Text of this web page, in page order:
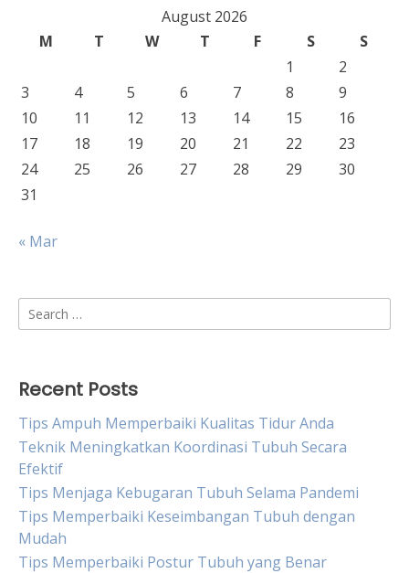
August 2026
M
T W T F S
S
1
2
3
4 5 6 7 8
9
10
11 12 13 14 15
16
17
18 19 20 21 22
23
24
25 26 27 28 29
30
31
« Mar
Search
for:
Recent Posts
Tips Ampuh Memperbaiki Kualitas Tidur Anda
Teknik Meningkatkan Koordinasi Tubuh Secara
Efektif
Tips Menjaga Kebugaran Tubuh Selama Pandemi
Tips Memperbaiki Keseimbangan Tubuh dengan
Mudah
Tips Memperbaiki Postur Tubuh yang Benar